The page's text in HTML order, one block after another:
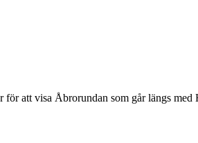
att visa Åbrorundan som går längs